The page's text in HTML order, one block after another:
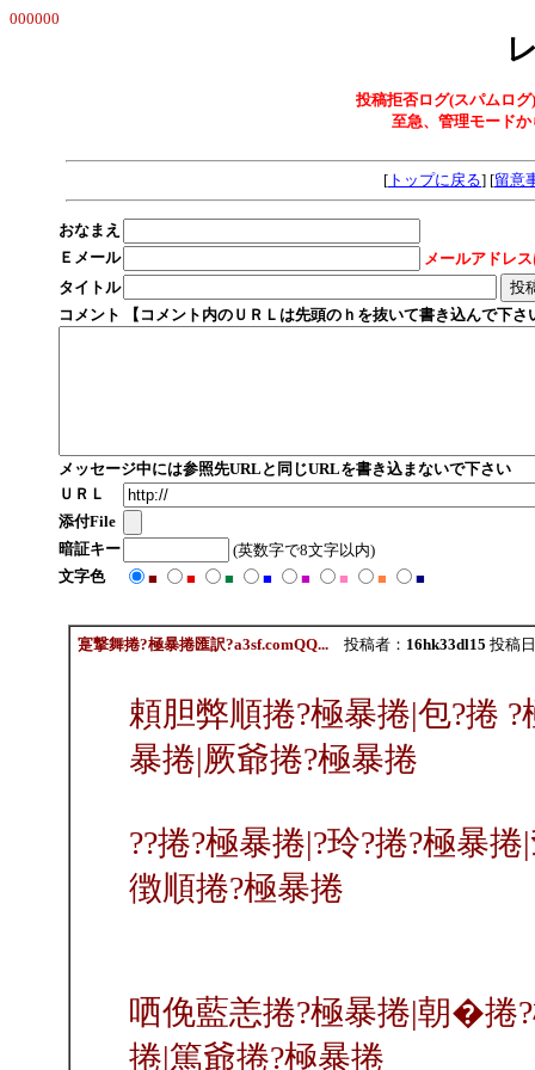
000000
投稿拒否ログ(スパムロ
至急、管理モード
[ トップに戻る] [留意
おなまえ
Ｅメール
メールアドレ
タイトル
コメント 【コメント内のＵＲＬは先頭のｈを抜いて書き込んで下さ
メッセージ中には参照先URLと同じURLを書き込まないで下さい
ＵＲＬ
添付File
暗証キー
(英数字で8文字以内)
文字色
■ ■ ■ ■ ■ ■ ■ ■
寔撃舞捲?極暴捲匯訳?a3sf.comQQ...投稿者： 16hk33dl15 投稿
頼胆弊順捲?極暴捲|包?捲
暴捲|厥爺捲?極暴捲
??捲?極暴捲|?玲?捲?極暴
徴順捲?極暴捲
哂俛藍恙捲?極暴捲|朝�捲
捲|篤爺捲?極暴捲